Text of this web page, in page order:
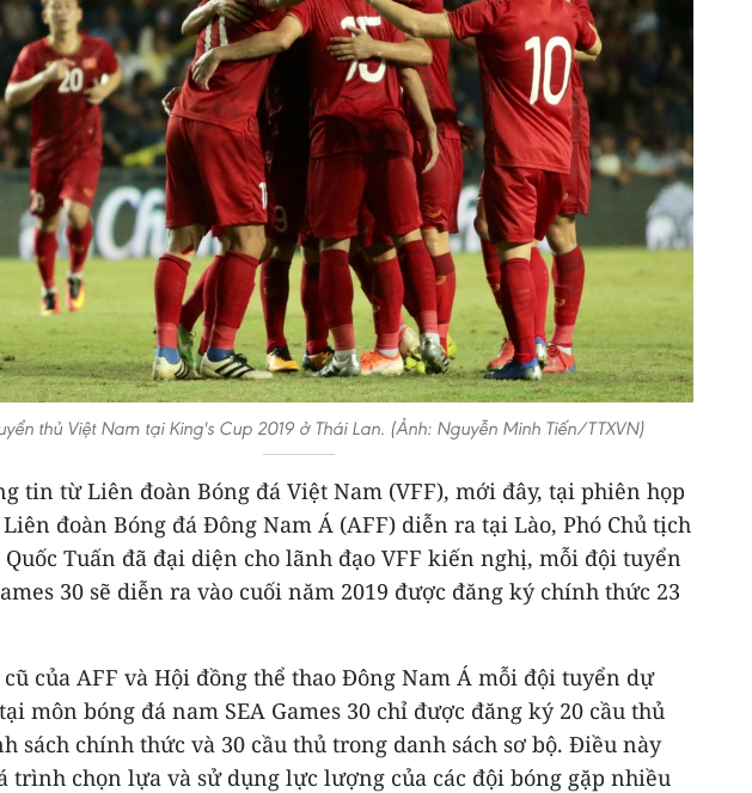
thủ Việt Nam tại King's Cup 2019 ở Thái Lan. (Ảnh: Nguyễn Minh Tiến/TTXVN)
tin từ Liên đoàn Bóng đá Việt Nam (VFF), mới đây, tại phiên họp
đoàn Bóng đá Đông Nam Á (AFF) diễn ra tại Lào, Phó Chủ tịch
Quốc Tuấn đã đại diện cho lãnh đạo VFF kiến nghị, mỗi đội tuyển
30 sẽ diễn ra vào cuối năm 2019 được đăng ký chính thức 23
của AFF và Hội đồng thể thao Đông Nam Á mỗi đội tuyển dự
môn bóng đá nam SEA Games 30 chỉ được đăng ký 20 cầu thủ
sách chính thức và 30 cầu thủ trong danh sách sơ bộ. Điều này
trình chọn lựa và sử dụng lực lượng của các đội bóng gặp nhiều